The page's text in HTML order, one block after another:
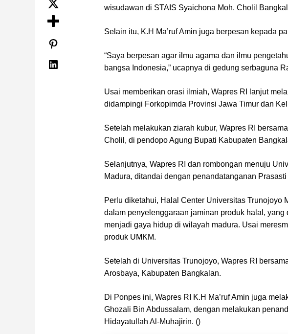
wisudawan di STAIS Syaichona Moh. Cholil
Selain itu, K.H Ma’ruf Amin juga berpesan kepada
“Saya berpesan agar ilmu agama dan ilmu
bangsa Indonesia,” ucapnya di gedung serbaguna
Usai memberikan orasi ilmiah, Wapres RI lanjut
didampingi Forkopimda Provinsi Jawa Timur dan
Setelah melakukan ziarah kubur, Wapres RI
Cholil, di pendopo Agung Bupati Kabupaten
Selanjutnya, Wapres RI dan rombongan menuju
Madura, ditandai dengan penandatanganan
Perlu diketahui, Halal Center Universitas Trunojoyo
dalam penyelenggaraan jaminan produk halal,
menjadi gaya hidup di wilayah madura. Usai
produk UMKM.
Setelah di Universitas Trunojoyo, Wapres RI
Arosbaya, Kabupaten Bangkalan.
Di Ponpes ini, Wapres RI K.H Ma’ruf Amin juga
Ghozali Bin Abdussalam, dengan melakukan
Hidayatullah Al-Muhajirin. ()